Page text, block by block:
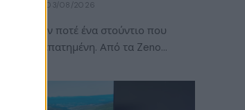
03/08/2026
δεν ήταν ποτέ ένα στούντιο που
την πεπατημένη. Από τα Zeno…